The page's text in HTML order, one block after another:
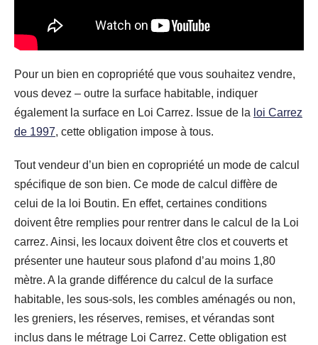
Pour un bien en copropriété que vous souhaitez vendre,
vous devez – outre la surface habitable, indiquer
également la surface en Loi Carrez. Issue de la loi Carrez
de 1997, cette obligation impose à tous.
Tout vendeur d’un bien en copropriété un mode de calcul
spécifique de son bien. Ce mode de calcul diffère de
celui de la loi Boutin. En effet, certaines conditions
doivent être remplies pour rentrer dans le calcul de la Loi
carrez. Ainsi, les locaux doivent être clos et couverts et
présenter une hauteur sous plafond d’au moins 1,80
mètre. A la grande différence du calcul de la surface
habitable, les sous-sols, les combles aménagés ou non,
les greniers, les réserves, remises, et vérandas sont
inclus dans le métrage Loi Carrez. Cette obligation est